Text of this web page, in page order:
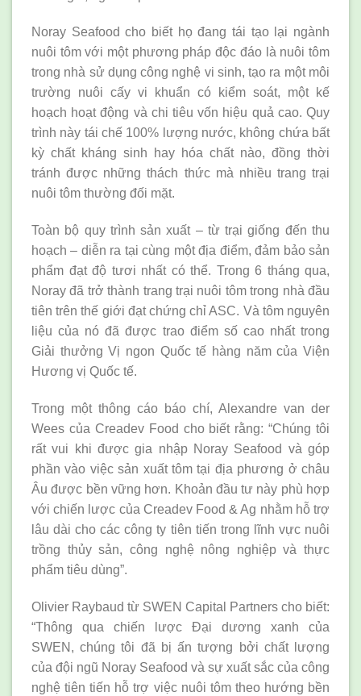
Noray Seafood cho biết họ đang tái tạo lại ngành
nuôi tôm với một phương pháp độc đáo là nuôi tôm
trong nhà sử dụng công nghệ vi sinh, tạo ra một môi
trường nuôi cấy vi khuẩn có kiểm soát, một kế
hoạch hoạt động và chi tiêu vốn hiệu quả cao. Quy
trình này tái chế 100% lượng nước, không chứa bất
kỳ chất kháng sinh hay hóa chất nào, đồng thời
tránh được những thách thức mà nhiều trang trại
nuôi tôm thường đối mặt.
Toàn bộ quy trình sản xuất – từ trại giống đến thu
hoạch – diễn ra tại cùng một địa điểm, đảm bảo sản
phẩm đạt độ tươi nhất có thể. Trong 6 tháng qua,
Noray đã trở thành trang trại nuôi tôm trong nhà đầu
tiên trên thế giới đạt chứng chỉ ASC. Và tôm nguyên
liệu của nó đã được trao điểm số cao nhất trong
Giải thưởng Vị ngon Quốc tế hàng năm của Viện
Hương vị Quốc tế.
Trong một thông cáo báo chí, Alexandre van der
Wees của Creadev Food cho biết rằng: “Chúng tôi
rất vui khi được gia nhập Noray Seafood và góp
phần vào việc sản xuất tôm tại địa phương ở châu
Âu được bền vững hơn. Khoản đầu tư này phù hợp
với chiến lược của Creadev Food & Ag nhằm hỗ trợ
lâu dài cho các công ty tiên tiến trong lĩnh vực nuôi
trồng thủy sản, công nghệ nông nghiệp và thực
phẩm tiêu dùng”.
Olivier Raybaud từ SWEN Capital Partners cho biết:
“Thông qua chiến lược Đại dương xanh của
SWEN, chúng tôi đã bị ấn tượng bởi chất lượng
của đội ngũ Noray Seafood và sự xuất sắc của công
nghệ tiên tiến hỗ trợ việc nuôi tôm theo hướng bền